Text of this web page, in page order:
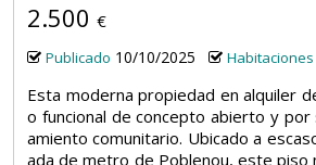
2.500 €
Publicado 10/10/2025 Habitaciones
Esta moderna propiedad en alquiler
o funcional de concepto abierto y por
amiento comunitario. Ubicado a
ada de metro de Poblenou, este piso